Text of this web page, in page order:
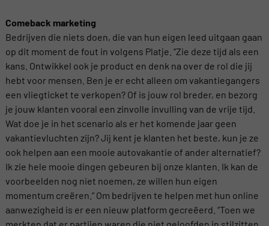
Comeback marketing
Bedrijven die niets doen, die van hun eigen leed uitgaan gaan
op dit moment de fout in volgens Platje. “Zie deze tijd als een
kans. Ontwikkel ook je product en denk na over de rol die jij
hebt voor mensen. Ben je er echt alleen om vakantiegangers
een vliegticket te verkopen? Of is jouw rol breder, en bezorg
je jouw klanten vooral een zinvolle invulling van de vrije tijd.
Wat doe je in het scenario als er het komende jaar geen
vakantievluchten zijn? Jij kent je klanten het beste, kun je ze
ook helpen aan een mooie autovakantie of ander alternatief?
Ik zie hele mooie dingen gebeuren bij onze klanten. Ik kan de
voorbeelden nog niet noemen, ze willen hun eigen
momentum creëren.” Om bedrijven te helpen met hun online
aanwezigheid is er een nieuw platform gecreëerd. “Toen we